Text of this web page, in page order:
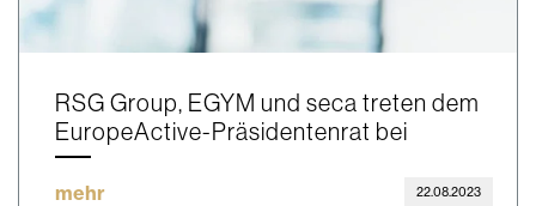
RSG Group, EGYM und seca treten dem
EuropeActive-Präsidentenrat bei
mehr 22.08.2023